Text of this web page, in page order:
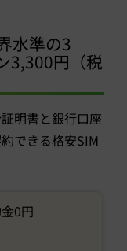
水準の3
3,300円（税
明書と銀行口座
できる格安SIM
0円